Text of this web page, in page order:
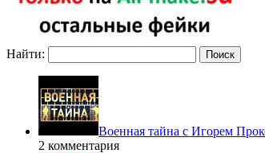
Найти:
Военная тайна с Игорем
2 комментария